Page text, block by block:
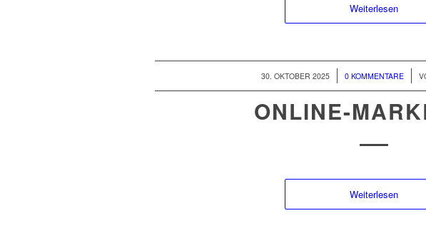
Weiterlesen
30. OKTOBER 2025
/ 0 KOMMENTARE
/
ONLINE-
Weiterlesen